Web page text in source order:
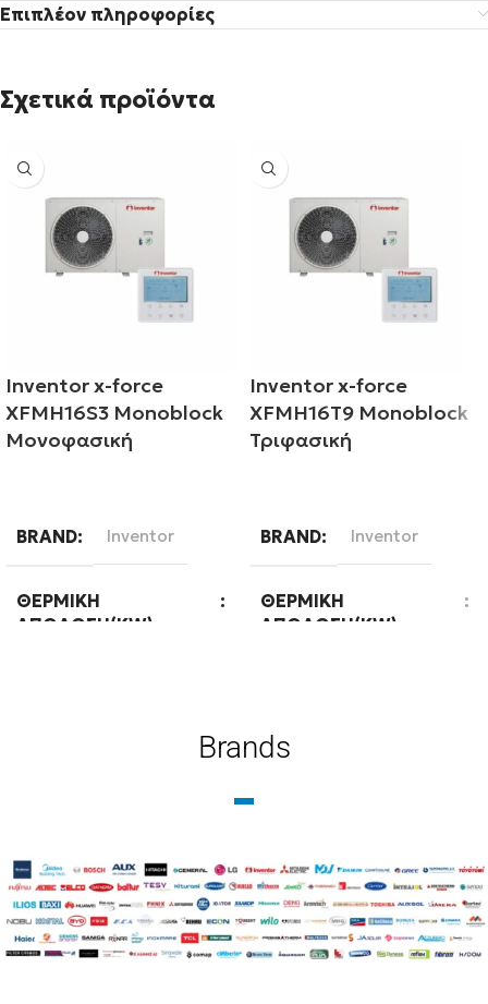
Επιπλέον πληροφορίες
Σχετικά προϊόντα
Inventor x-force
XFMH16S3 Monoblock
Μονοφασική
BRAND Inventor
ΘΕΡΜΙΚΉ
ΑΠΌΔΟΣΗ(KW)
ΕΊΔΟΣ
Μεσαίων θερμοκρασιών
Inventor x-force
XFMH16T9 Monoblock
Τριφασική
BRAND Inventor
ΘΕΡΜΙΚΉ
ΑΠΌΔΟΣΗ(KW)
ΕΊΔΟΣ
ΤΕΧΝΟΛΟΓΊΑ
Ψύξη-Θέρμανση με
δυνατότητα ΖΝΧ
Brands